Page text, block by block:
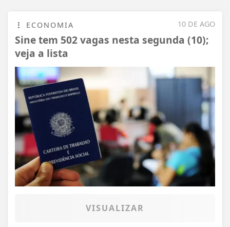
10 DE AGO
ECONOMIA
Sine tem 502 vagas nesta segunda (10);
veja a lista
VISUALIZAR